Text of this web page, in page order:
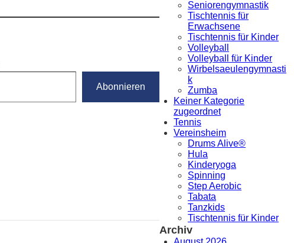
Abonnieren
Seniorengymnastik
Tischtennis für
Erwachsene
Tischtennis für Kinder
Volleyball
Volleyball für Kinder
Wirbelsaeulengymnasti
k
Zumba
Keiner Kategorie
zugeordnet
Tennis
Vereinsheim
Drums Alive®
Hula
Kinderyoga
Spinning
Step Aerobic
Tabata
Tanzkids
Tischtennis für Kinder
Archiv